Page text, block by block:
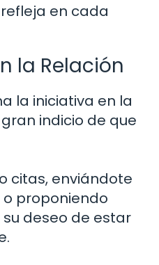
en cada
la Relación
la iniciativa en la
indicio de que
citas, enviándote
proponiendo
deseo de estar